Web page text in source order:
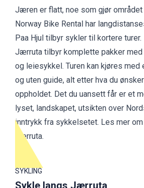
Jæren er flatt, noe som gjør
Norway Bike Rental har
Paa Hjul tilbyr sykler til kortere turer.
Jærruta tilbyr komplette pakker
og leiesykkel. Turen kan kjøres
og uten guide, alt etter hva du
oppholdet. Det du uansett får er et
lyset, landskapet, utsikten over
inntrykk fra sykkelsetet. Les mer
Jærruta.
SYKLING
Sykle langs Jærruta